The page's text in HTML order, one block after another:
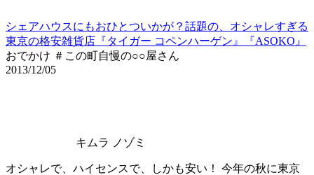
シェアハウスにもおひとついかが？話題の、オシャレすぎる
東京の格安雑貨店『タイガー コペンハーゲン』『ASOKO』
おでかけ ＃この町自慢の○○屋さん
2013/12/05
キムラ ノゾミ
オシャレで、ハイセンスで、しかも安い！ 今年の秋に東京